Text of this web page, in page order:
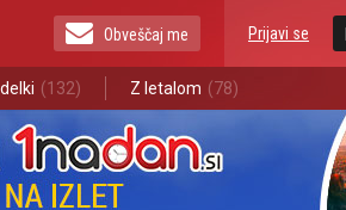
Prijavi se
Obveščaj me
(132) Z letalom (78)